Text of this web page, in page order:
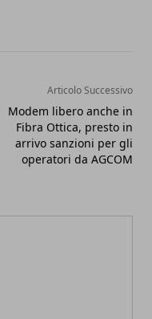
Articolo Successivo
Modem libero anche in
Fibra Ottica, presto in
arrivo sanzioni per gli
operatori da AGCOM